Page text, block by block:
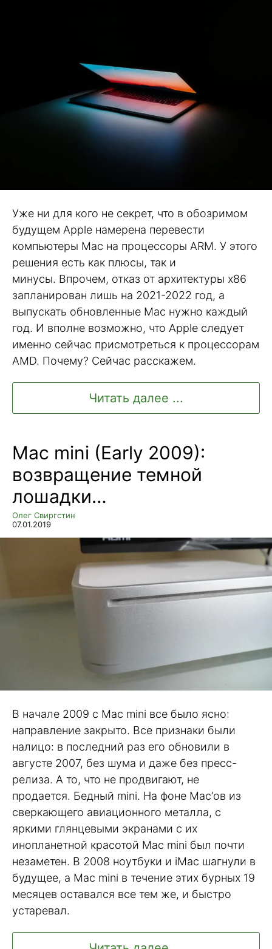
Уже ни для кого не секрет, что в обозримом
будущем Apple намерена перевести
компьютеры Mac на процессоры ARM. У этого
решения есть как плюсы, так и
минусы. Впрочем, отказ от архитектуры х86
запланирован лишь на 2021-2022 год, а
выпускать обновленные Mac нужно каждый
год. И вполне возможно, что Apple следует
именно сейчас присмотреться к процессорам
AMD. Почему? Сейчас расскажем.
Читать далее ...
Mac mini (Early 2009):
возвращение темной
лошадки…
Олег Свиргстин
07.01.2019
В начале 2009 с Mac mini все было ясно:
направление закрыто. Все признаки были
налицо: в последний раз его обновили в
августе 2007, без шума и даже без пресс-
релиза. А то, что не продвигают, не
продается. Бедный mini. На фоне Mac’ов из
сверкающего авиационного металла, с
яркими глянцевыми экранами с их
инопланетной красотой Mac mini был почти
незаметен. В 2008 ноутбуки и iMac шагнули в
будущее, а Mac mini в течение этих бурных 19
месяцев оставался все тем же, и быстро
устаревал.